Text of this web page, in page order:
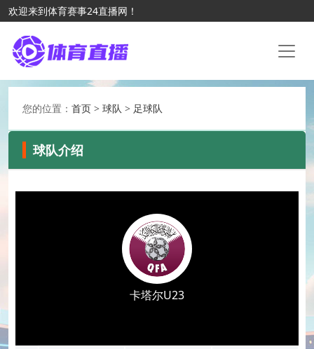
欢迎来到体育赛事24直播网！
您的位置： 首页 > 球队 > 足球队
球队介绍
卡塔尔U23